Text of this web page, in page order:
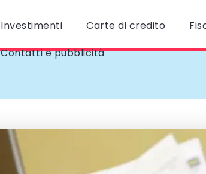
Investimenti Carte di credito
Contatti e pubblicità